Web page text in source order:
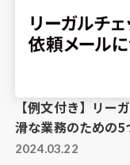
【例文付き】リー
滑な業務のための5
2024.03.22